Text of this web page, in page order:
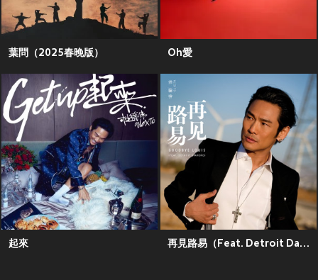
葉問（2025春晚版） Oh愛
起來 再見路易（Feat. Detroit Daimond）